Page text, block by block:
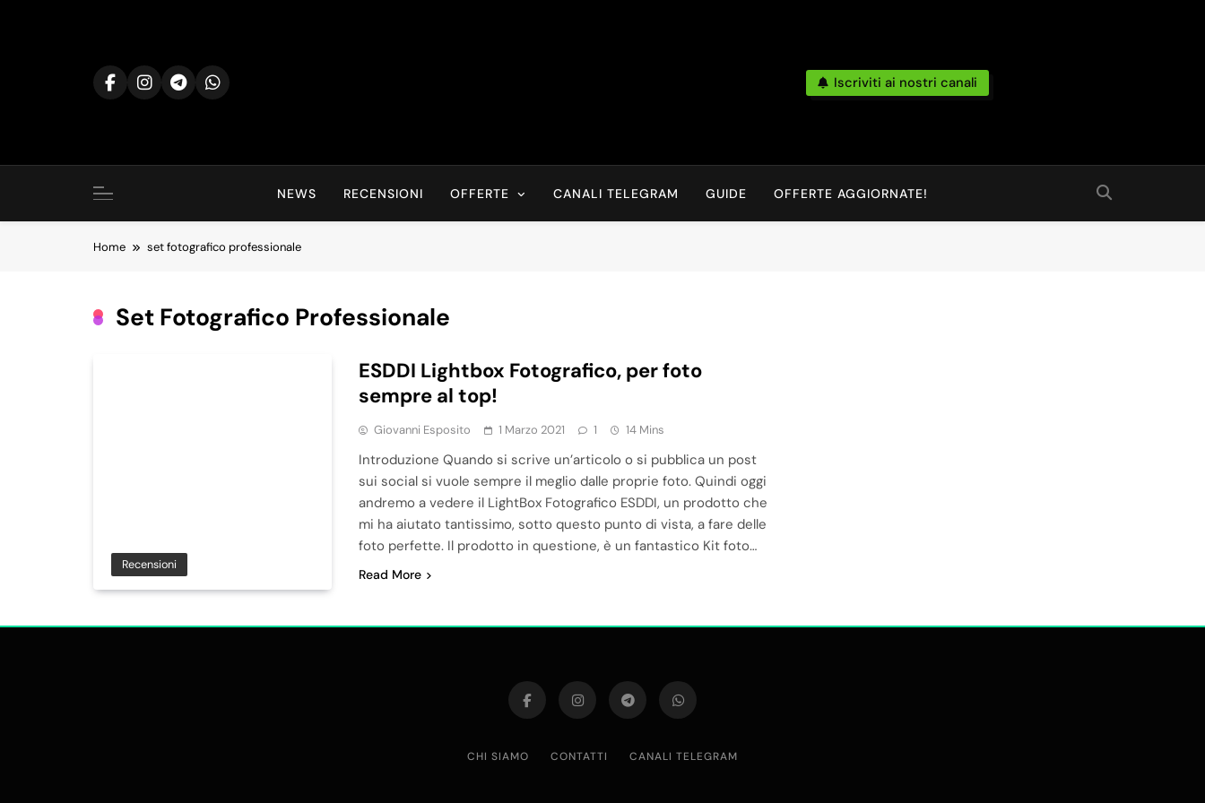
Risparmia Online
Iscriviti ai nostri canali
NEWS RECENSIONI OFFERTE CANALI TELEGRAM GUIDE OFFERTE AGGIORNATE!
Home set fotografico professionale
Set Fotografico Professionale
Recensioni
ESDDI Lightbox Fotografico, per foto
sempre al top!
Giovanni Esposito 1 Marzo 2021 1 14 Mins
Introduzione Quando si scrive un’articolo o si pubblica un post
sui social si vuole sempre il meglio dalle proprie foto. Quindi oggi
andremo a vedere il LightBox Fotografico ESDDI, un prodotto che
mi ha aiutato tantissimo, sotto questo punto di vista, a fare delle
foto perfette. Il prodotto in questione, è un fantastico Kit foto…
Read More
CHI SIAMO CONTATTI CANALI TELEGRAM